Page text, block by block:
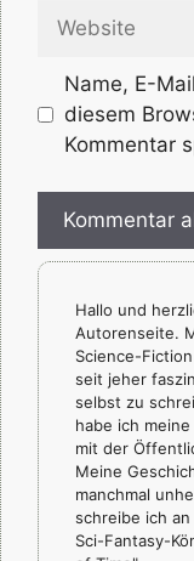
Website
Name, E-
diesem
Kommentar
Hallo und
Autorenseite.
Science-
seit jeher
selbst zu
habe ich
mit der
Meine
manchmal
schreibe ich
Sci-Fantasy-